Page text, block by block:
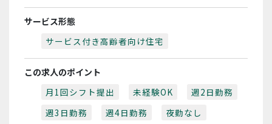
サービス形態
サービス付き高齢者向け住宅
この求人のポイント
月1回シフト提出
未経験OK
週2日勤務
週3日勤務
週4日勤務
夜勤なし